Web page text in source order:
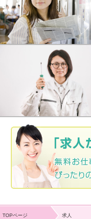
TOPページ 求人